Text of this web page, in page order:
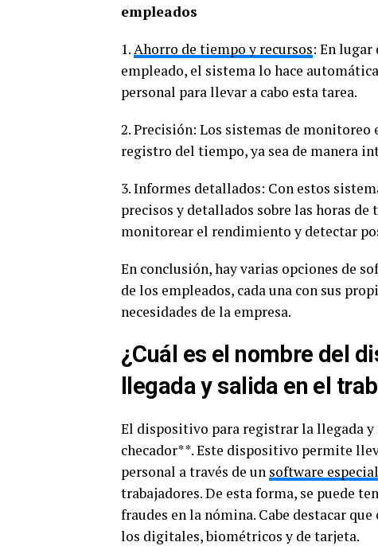
empleados
1.Ahorro de tiempo y recursos: En
empleado, el sistema lo hace
personal para llevar a cabo esta tarea.
2. Precisión: Los sistemas de
registro del tiempo, ya sea de manera
3. Informes detallados: Con estos
precisos y detallados sobre las horas
monitorear el rendimiento y detectar
En conclusión, hay varias opciones de
de los empleados, cada una con sus
necesidades de la empresa.
¿Cuál es el nombre del
llegada y salida en el
El dispositivo para registrar la llegada
checador**. Este dispositivo permite
personal a través de un software
trabajadores. De esta forma, se puede
fraudes en la nómina. Cabe destacar
los digitales, biométricos y de tarjeta.